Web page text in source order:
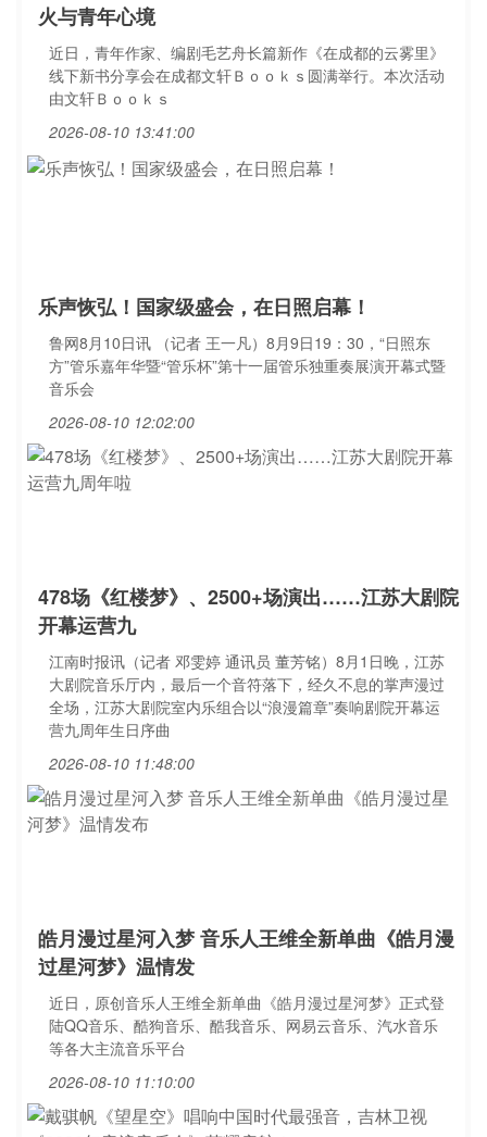
火与青年心境
近日，青年作家、编剧毛艺舟长篇新作《在成都的云雾里》
线下新书分享会在成都文轩Ｂｏｏｋｓ圆满举行。本次活动
由文轩Ｂｏｏｋｓ
2026-08-10 13:41:00
乐声恢弘！国家级盛会，在日照启幕！
鲁网8月10日讯 （记者 王一凡）8月9日19：30，“日照东
方”管乐嘉年华暨“管乐杯”第十一届管乐独重奏展演开幕式暨
音乐会
2026-08-10 12:02:00
478场《红楼梦》、2500+场演出……江苏大剧院
开幕运营九
江南时报讯（记者 邓雯婷 通讯员 董芳铭）8月1日晚，江苏
大剧院音乐厅内，最后一个音符落下，经久不息的掌声漫过
全场，江苏大剧院室内乐组合以“浪漫篇章”奏响剧院开幕运
营九周年生日序曲
2026-08-10 11:48:00
皓月漫过星河入梦 音乐人王维全新单曲《皓月漫
过星河梦》温情发
近日，原创音乐人王维全新单曲《皓月漫过星河梦》正式登
陆QQ音乐、酷狗音乐、酷我音乐、网易云音乐、汽水音乐
等各大主流音乐平台
2026-08-10 11:10:00